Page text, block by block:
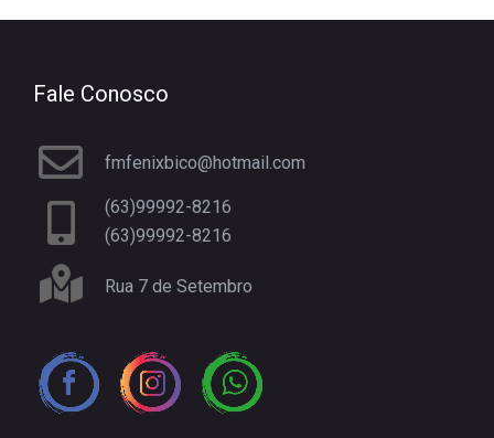
Fale Conosco
fmfenixbico@hotmail.com
(63)99992-8216
(63)99992-8216
Rua 7 de Setembro